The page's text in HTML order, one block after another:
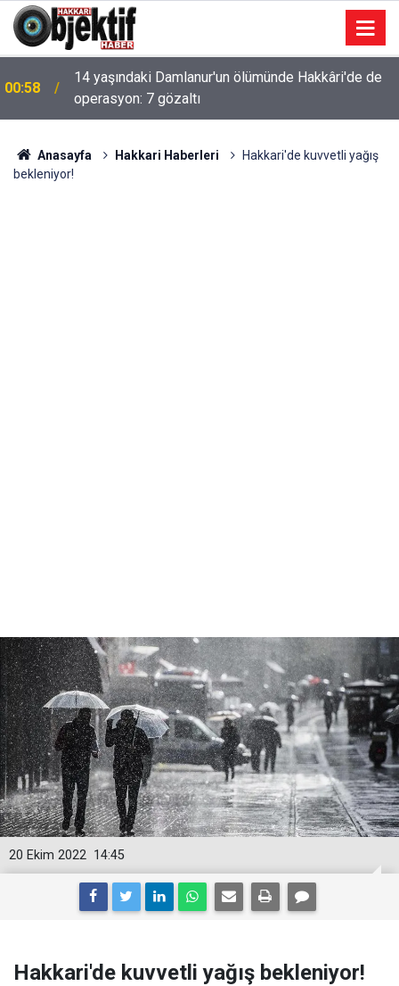
00:58
14 yaşındaki Damlanur'un ölümünde Hakkâri'de de
operasyon: 7 gözaltı
Anasayfa Hakkari Haberleri
Hakkari'de kuvvetli yağış
bekleniyor!
14:45
20 Ekim 2022
Hakkari'de kuvvetli yağış bekleniyor!